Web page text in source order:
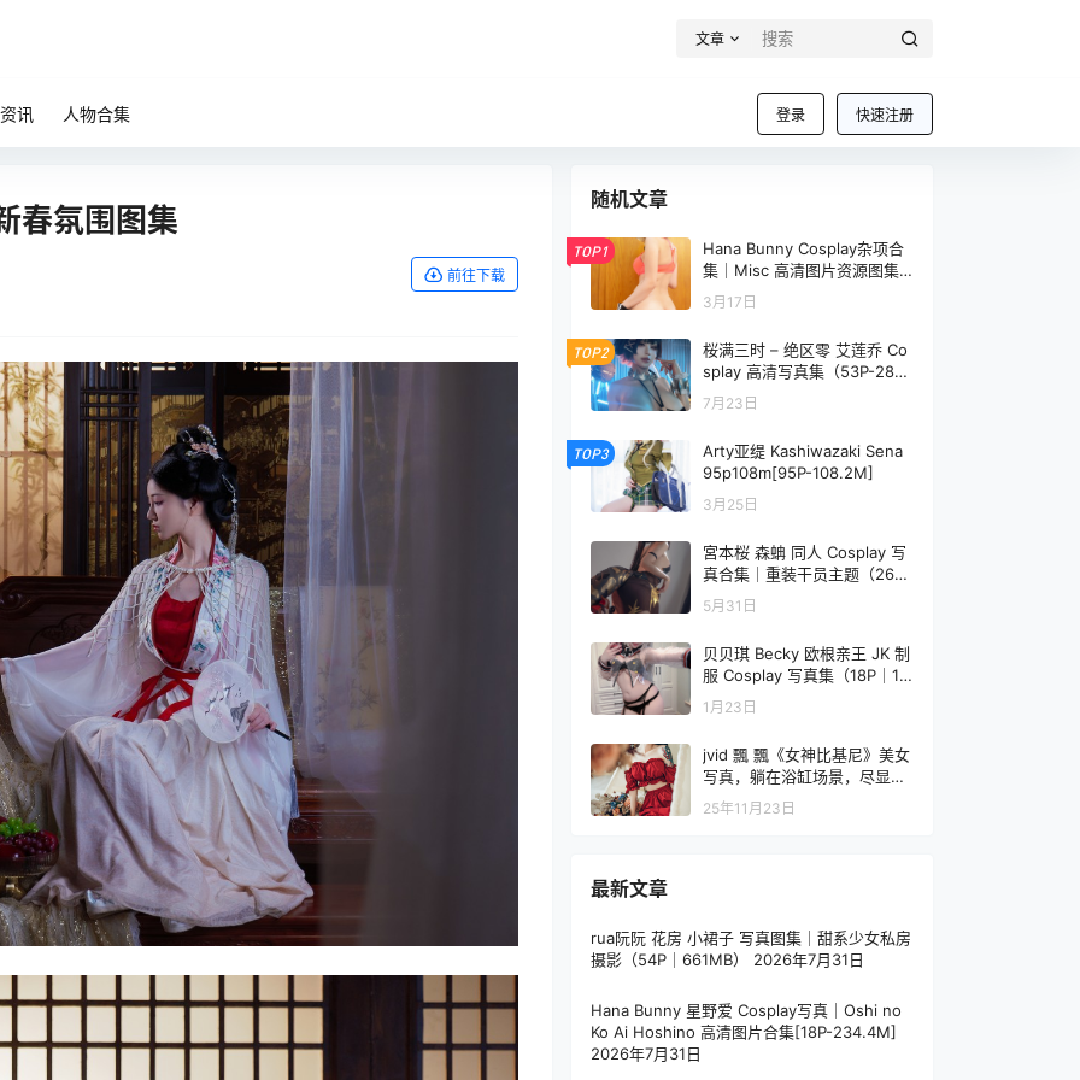
文章
登录 快速注册
讯 人物合集
春氛围图集
前往下载
随机文章
TOP1
Hana Bunny Cosplay杂项合
集｜Misc 高清图片资源图集[1
4P-16.9M]
3月17日
TOP2
桜满三时 – 绝区零 艾莲乔 Co
splay 高清写真集（53P-282.
8MB）游戏角色
7月23日
TOP3
Arty亚缇 Kashiwazaki Sena
95p108m[95P-108.2M]
3月25日
宮本桜 森蚺 同人 Cosplay 写
真合集｜重装干员主题（26P
｜298MB）
5月31日
贝贝琪 Becky 欧根亲王 JK 制
服 Cosplay 写真集（18P｜10
2MB）
1月23日
jvid 飄 飄《女神比基尼》美女
写真，躺在浴缸场景，尽显性
感姿态
25年11月23日
最新文章
rua阮阮 花房 小裙子 写真图集｜甜系少女私房
摄影（54P｜661MB）
2026年7月31日
Hana Bunny 星野爱 Cosplay写真｜Oshi no
Ko Ai Hoshino 高清图片合集[18P-234.4M]
2026年7月31日